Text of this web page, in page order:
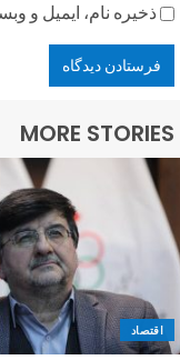
ذخیره نام، ایمیل و
MORE STORIES
اقتصاد